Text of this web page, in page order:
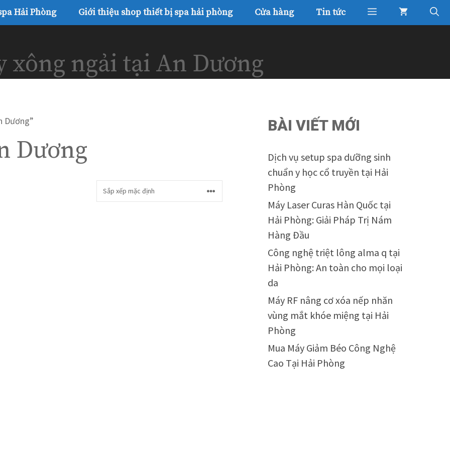
Hải Phòng Giới thiệu shop thiết bị spa hải phòng Cửa hàng Tin tức
xông ngải tại An Dương
Dương”
Dương
BÀI VIẾT MỚI
Dịch vụ setup spa dưỡng sinh
chuẩn y học cổ truyền tại Hải
Phòng
Máy Laser Curas Hàn Quốc tại
Hải Phòng: Giải Pháp Trị Nám
Hàng Đầu
Công nghệ triệt lông alma q tại
Hải Phòng: An toàn cho mọi loại
da
Máy RF nâng cơ xóa nếp nhăn
vùng mắt khóe miệng tại Hải
Phòng
Mua Máy Giảm Béo Công Nghệ
Cao Tại Hải Phòng